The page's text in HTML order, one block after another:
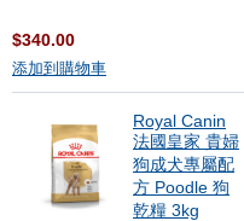
$340.00
添加到購物車
Royal Canin
法國皇家 貴婦
狗成犬專屬配
方 Poodle 狗
乾糧 3kg